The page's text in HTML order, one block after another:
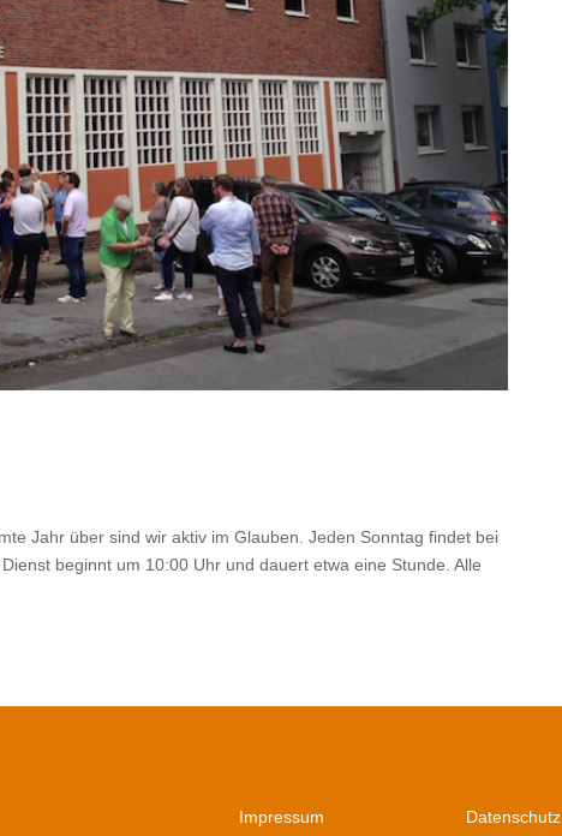
Jahr über sind wir aktiv im Glauben. Jeden Sonntag findet bei
beginnt um 10:00 Uhr und dauert etwa eine Stunde. Alle
Impressum Datenschutz